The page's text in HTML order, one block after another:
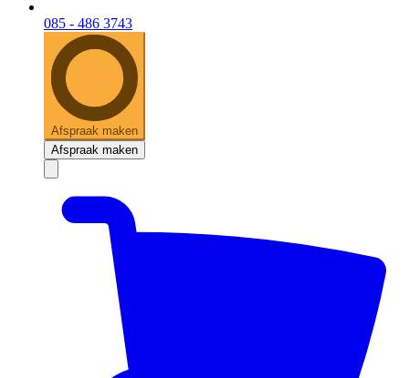
085 - 486 3743
Afspraak maken
Afspraak maken